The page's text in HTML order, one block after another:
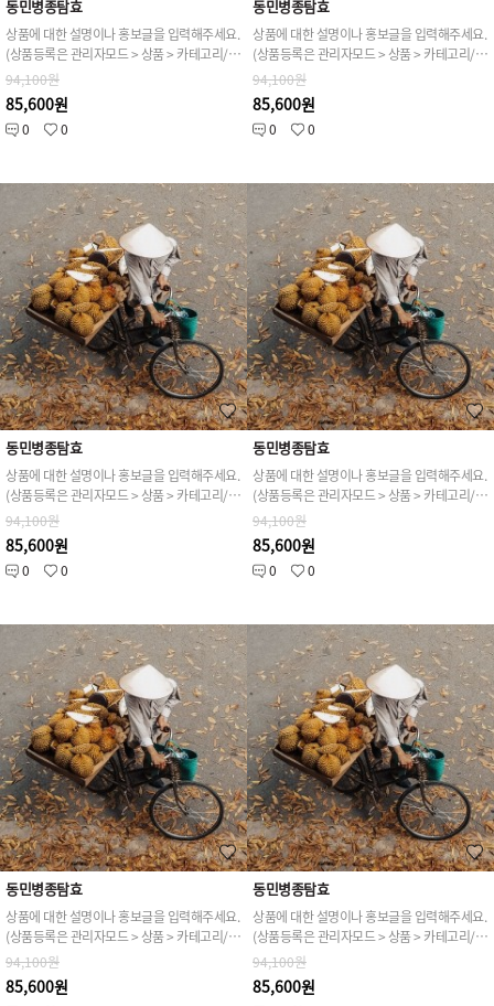
동민병종탐효
상품에 대한 설명이나 홍보글을 입력해주세요.
(상품등록은 관리자모드 > 상품 > 카테고리/상품관리 > 상품등록 가능)
94,100원
85,600원
0 0
동민병종탐효
상품에 대한 설명이나 홍보글을 입력해주세요.
(상품등록은 관리자모드 > 상품 > 카테고리/상품관리 > 상품등록 가능)
94,100원
85,600원
0 0
동민병종탐효
상품에 대한 설명이나 홍보글을 입력해주세요.
(상품등록은 관리자모드 > 상품 > 카테고리/상품관리 > 상품등록 가능)
94,100원
85,600원
0 0
동민병종탐효
상품에 대한 설명이나 홍보글을 입력해주세요.
(상품등록은 관리자모드 > 상품 > 카테고리/상품관리 > 상품등록 가능)
94,100원
85,600원
0 0
동민병종탐효
상품에 대한 설명이나 홍보글을 입력해주세요.
(상품등록은 관리자모드 > 상품 > 카테고리/상품관리 > 상품등록 가능)
94,100원
85,600원
동민병종탐효
상품에 대한 설명이나 홍보글을 입력해주세요.
(상품등록은 관리자모드 > 상품 > 카테고리/상품관리 > 상품등록 가능)
94,100원
85,600원